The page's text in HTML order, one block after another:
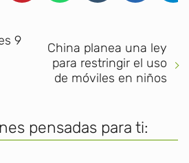
9
China planea una ley
para restringir el uso
de móviles en niños
pensadas para ti: